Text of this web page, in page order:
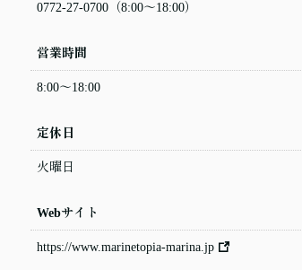
0772-27-0700 （8:00〜18:00）
営業時間
8:00〜18:00
定休日
火曜日
Webサイト
https://www.marinetopia-marina.jp